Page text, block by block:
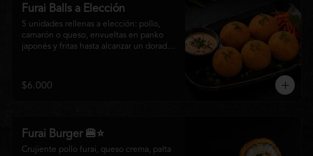
nikkei.
Furai Balls a Elección
5 unidades rellenas a elección: pollo,
camarón o queso, envueltas en panko
japonés y fritas hasta alcanzar un dorado
$6.000
Furai Burger 🍔⭐
Crujiente pollo furai, queso crema, palta